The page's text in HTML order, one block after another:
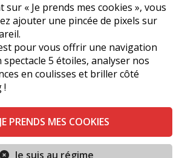
sur « Je prends mes cookies », vous
ajouter une pincée de pixels sur
pour vous offrir une navigation
spectacle 5 étoiles, analyser nos
en coulisses et briller côté
!
JE PRENDS MES COOKIES
Je suis au régime
|
de Nous
légales Vie Privée
générales de vente